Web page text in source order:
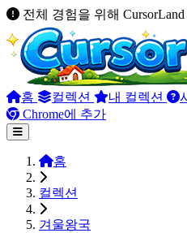
전체 경험을 위해
홈 컬렉션 내 컬렉션
Chrome에 추가
홈
컬렉션
겨울왕국